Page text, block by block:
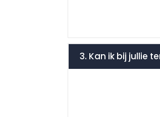
3. Kan ik bij jullie